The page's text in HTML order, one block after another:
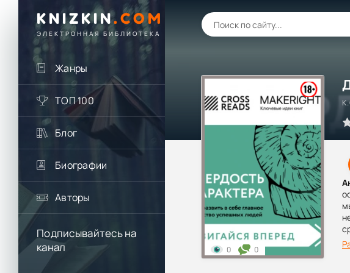
KNIZKIN. COM
ЭЛЕКТРОННАЯ БИБЛИОТЕКА
Жанры
ТОП 100
Блог
Биографии
Авторы
Подписывайтесь на
канал
0 0